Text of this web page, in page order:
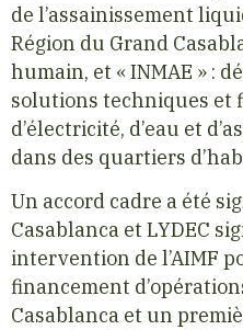
de l’assainissement
Région du Grand
humain, et « INMAE » :
solutions techniques et
d’électricité, d’eau et
dans des quartiers
Un accord cadre a été
Casablanca et LYDEC
intervention de l’AIMF
financement
Casablanca et un